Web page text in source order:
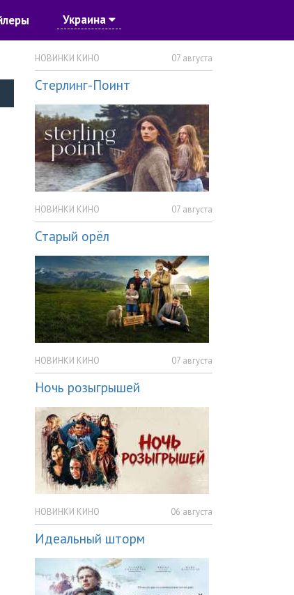
Украина
НОВИНКИ КИНО 07 августа
Стерлинг-Поинт
НОВИНКИ КИНО 07 августа
Старый орёл
НОВИНКИ КИНО 07 августа
Ночь розыгрышей
НОВИНКИ КИНО 06 августа
Идеальный шторм